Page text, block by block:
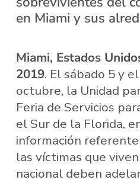
en Miami y sus
Miami, Estados
2019. El sábado 5 y
octubre, la Unidad
Feria de Servicios
el Sur de la Florida,
información
las víctimas que
nacional deben